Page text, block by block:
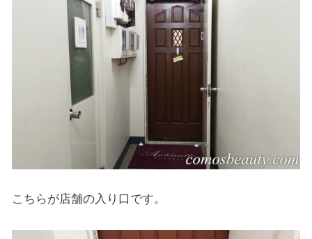
こちらが店舗の入り口です。